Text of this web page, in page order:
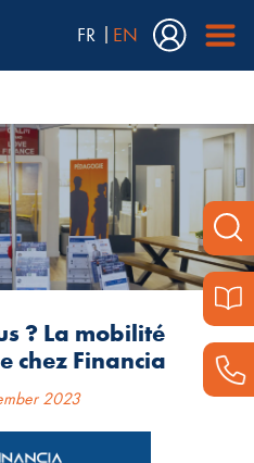
FR EN
? La mobilité
chez Financia
2023